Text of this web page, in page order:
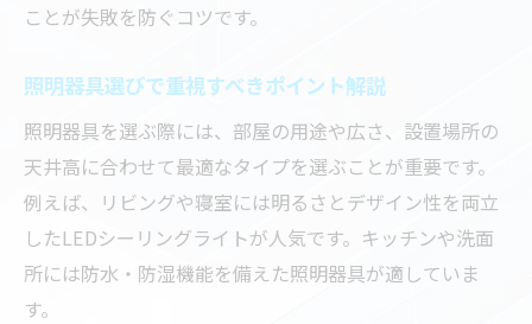
ことが失敗を防ぐコツです。
照明器具選びで重視すべきポイント解説
照明器具を選ぶ際には、部屋の用途や広さ、設置場所の
天井高に合わせて最適なタイプを選ぶことが重要です。
例えば、リビングや寝室には明るさとデザイン性を両立
したLEDシーリングライトが人気です。キッチンや洗面
所には防水・防湿機能を備えた照明器具が適していま
す。